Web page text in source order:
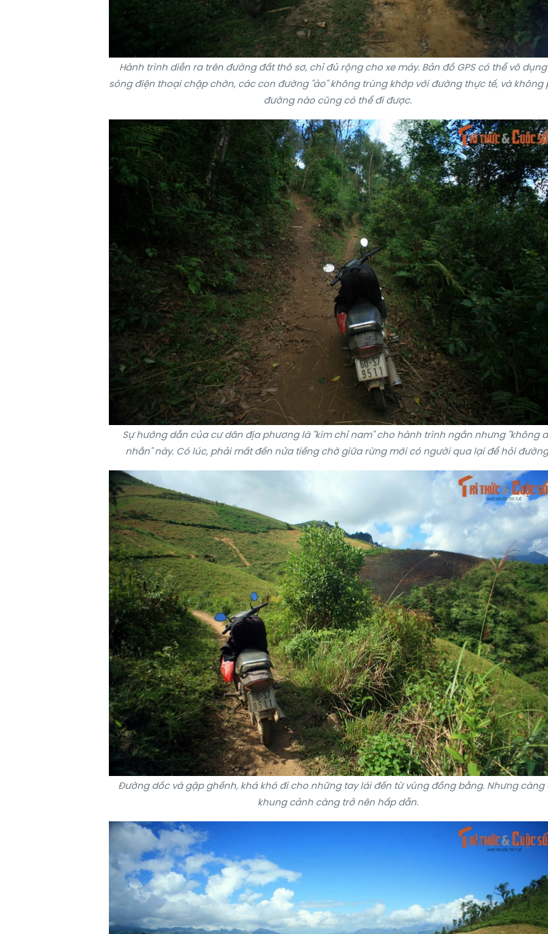
Hành trình diễn ra trên đường đất thô sơ, chỉ đủ rộng cho xe máy. Bản đồ GPS có thể vô
sóng điện thoại chập chờn, các con đường "ảo" không trùng khớp với đường thực tế, và không
đường nào cũng có thể đi được.
Sự hướng dẫn của cư dân địa phương là "kim chỉ nam" cho hành trình ngắn nhưng "không
nhằn" này. Có lúc, phải mất đến nửa tiếng chờ giữa rừng mới có người qua lại để hỏi
Đường dốc và gập ghềnh, khá khó đi cho những tay lái đến từ vùng đồng bằng. Nhưng càng
khung cảnh càng trở nên hấp dẫn.